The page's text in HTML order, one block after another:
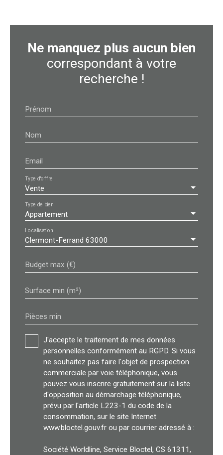
Ne manquez plus aucun bien
correspondant à votre
recherche !
Prénom
Nom
Email
Vente
Type d'offre
Appartement
Type de bien
Clermont-Ferrand 63000
Localisation
Budget max (€)
Surface min (m²)
Pièces min
J'accepte le traitement de mes données
personnelles conformément au RGPD. Si vous
ne souhaitez pas faire l'objet de prospection
commerciale par voie téléphonique, vous
pouvez vous inscrire gratuitement sur la liste
d'opposition au démarchage téléphonique,
prévu par l'article L223-1 du code de la
consommation, sur le site Internet
www.bloctel.gouv.fr ou par courrier adressé à :
Société Worldline, Service Bloctel, CS 61311,